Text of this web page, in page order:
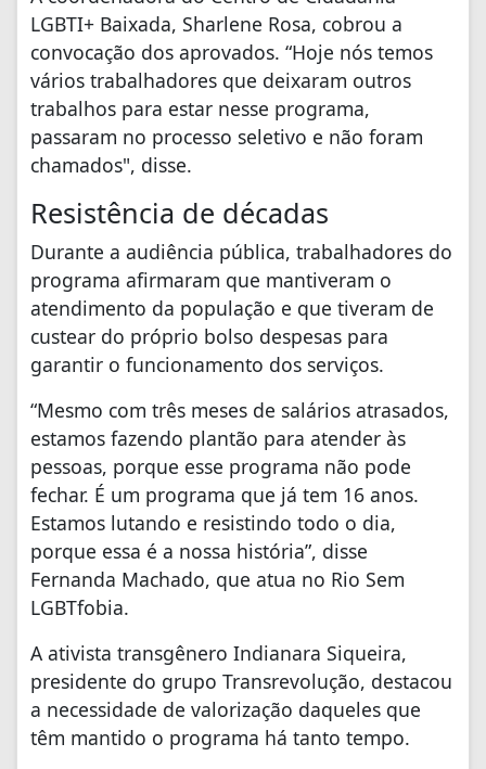
LGBTI+ Baixada, Sharlene Rosa, cobrou a
convocação dos aprovados. “Hoje nós temos
vários trabalhadores que deixaram outros
trabalhos para estar nesse programa,
passaram no processo seletivo e não foram
chamados", disse.
Resistência de décadas
Durante a audiência pública, trabalhadores do
programa afirmaram que mantiveram o
atendimento da população e que tiveram de
custear do próprio bolso despesas para
garantir o funcionamento dos serviços.
“Mesmo com três meses de salários atrasados,
estamos fazendo plantão para atender às
pessoas, porque esse programa não pode
fechar. É um programa que já tem 16 anos.
Estamos lutando e resistindo todo o dia,
porque essa é a nossa história”, disse
Fernanda Machado, que atua no Rio Sem
LGBTfobia.
A ativista transgênero Indianara Siqueira,
presidente do grupo Transrevolução, destacou
a necessidade de valorização daqueles que
têm mantido o programa há tanto tempo.